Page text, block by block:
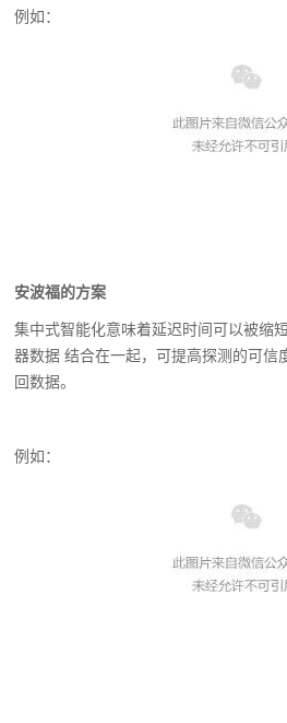
例如：
安波福的方案
集中式智能化意味着延迟时间可以被缩
器数据 结合在一起，可提高探测的可信
回数据。
例如：